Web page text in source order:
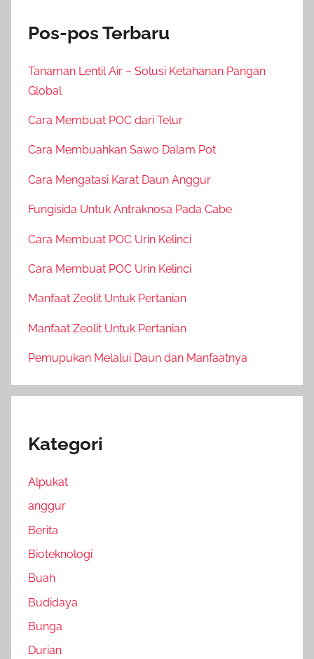
Pos-pos Terbaru
Tanaman Lentil Air – Solusi Ketahanan Pangan
Global
Cara Membuat POC dari Telur
Cara Membuahkan Sawo Dalam Pot
Cara Mengatasi Karat Daun Anggur
Fungisida Untuk Antraknosa Pada Cabe
Cara Membuat POC Urin Kelinci
Cara Membuat POC Urin Kelinci
Manfaat Zeolit Untuk Pertanian
Manfaat Zeolit Untuk Pertanian
Pemupukan Melalui Daun dan Manfaatnya
Kategori
Alpukat
anggur
Berita
Bioteknologi
Buah
Budidaya
Bunga
Durian